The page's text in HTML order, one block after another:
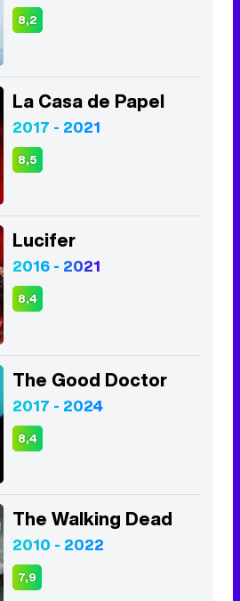
8,2
La Casa de Papel
2017 - 2021
8,5
Lucifer
2016 - 2021
8,4
The Good Doctor
2017 - 2024
8,4
The Walking Dead
2010 - 2022
7,9